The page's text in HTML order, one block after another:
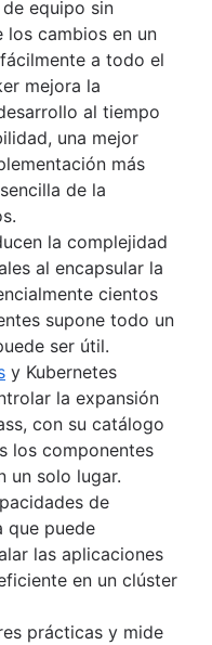
equipo sin
los cambios en un
a todo el
mejora la
al tiempo
una mejor
más
de la
la complejidad
al encapsular la
cientos
supone todo un
ser útil.
y Kubernetes
la expansión
con su catálogo
los componentes
un solo lugar.
de
que puede
las aplicaciones
en un clúster
prácticas y mide